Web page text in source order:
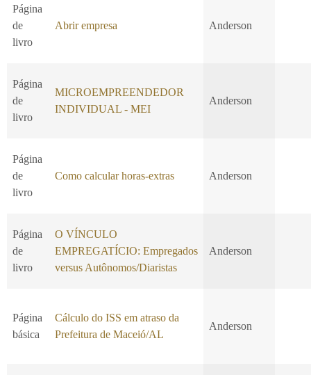
Página
de
livro
Abrir empresa Anderson
Página
de
livro
MICROEMPREENDEDOR
INDIVIDUAL - MEI
Anderson
Página
de
livro
Como calcular horas-extras Anderson
Página
de
livro
O VÍNCULO
EMPREGATÍCIO: Empregados
versus Autônomos/Diaristas
Anderson
Página
básica
Cálculo do ISS em atraso da
Prefeitura de Maceió/AL
Anderson